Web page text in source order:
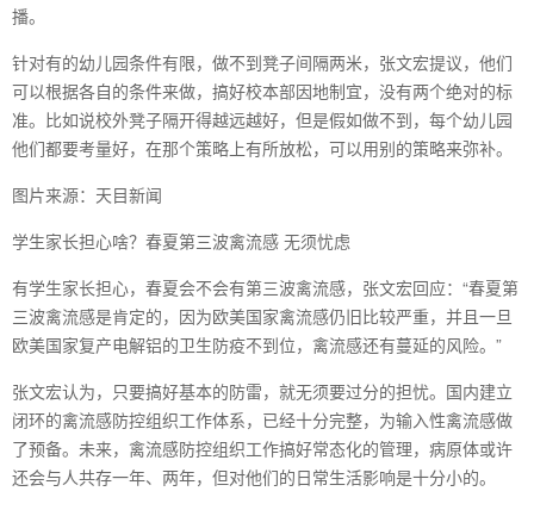
播。
针对有的幼儿园条件有限，做不到凳子间隔两米，张文宏提议，他们
可以根据各自的条件来做，搞好校本部因地制宜，没有两个绝对的标
准。比如说校外凳子隔开得越远越好，但是假如做不到，每个幼儿园
他们都要考量好，在那个策略上有所放松，可以用别的策略来弥补。
图片来源：天目新闻
学生家长担心啥？春夏第三波禽流感 无须忧虑
有学生家长担心，春夏会不会有第三波禽流感，张文宏回应：“春夏第
三波禽流感是肯定的，因为欧美国家禽流感仍旧比较严重，并且一旦
欧美国家复产电解铝的卫生防疫不到位，禽流感还有蔓延的风险。”
张文宏认为，只要搞好基本的防雷，就无须要过分的担忧。国内建立
闭环的禽流感防控组织工作体系，已经十分完整，为输入性禽流感做
了预备。未来，禽流感防控组织工作搞好常态化的管理，病原体或许
还会与人共存一年、两年，但对他们的日常生活影响是十分小的。